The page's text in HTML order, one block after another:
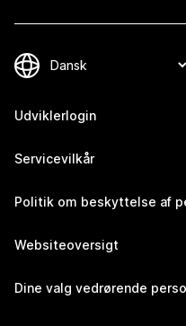
Udviklerlogin
Servicevilkår
Politik om beskyttelse af
Websiteoversigt
Dine valg vedrørende